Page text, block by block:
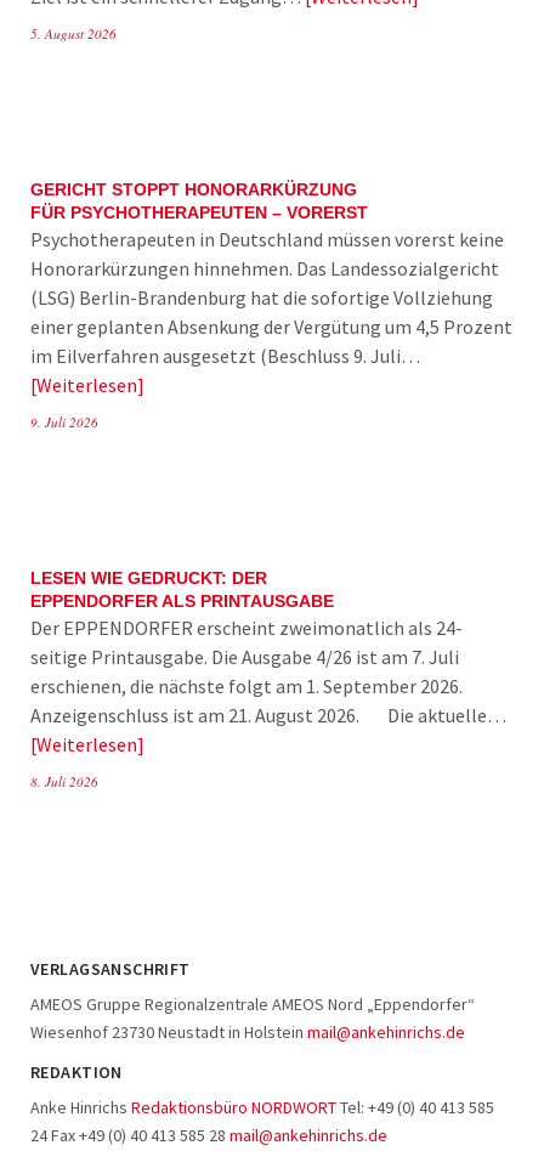
5. August 2026
GERICHT STOPPT HONORARKÜRZUNG
FÜR PSYCHOTHERAPEUTEN – VORERST
Psychotherapeuten in Deutschland müssen vorerst keine
Honorarkürzungen hinnehmen. Das Landessozialgericht
(LSG) Berlin-Brandenburg hat die sofortige Vollziehung
einer geplanten Absenkung der Vergütung um 4,5 Prozent
im Eilverfahren ausgesetzt (Beschluss 9. Juli…
Weiterlesen
9. Juli 2026
LESEN WIE GEDRUCKT: DER
EPPENDORFER ALS PRINTAUSGABE
Der EPPENDORFER erscheint zweimonatlich als 24-
seitige Printausgabe. Die Ausgabe 4/26 ist am 7. Juli
erschienen, die nächste folgt am 1. September 2026.
Anzeigenschluss ist am 21. August 2026. Die aktuelle…
Weiterlesen
8. Juli 2026
VERLAGSANSCHRIFT
AMEOS Gruppe Regionalzentrale AMEOS Nord „Eppendorfer“
Wiesenhof 23730 Neustadt in Holstein mail@ankehinrichs.de
REDAKTION
Anke Hinrichs Redaktionsbüro NORDWORTTel: +49 (0) 40 413 585
24 Fax +49 (0) 40 413 585 28 mail@ankehinrichs.de